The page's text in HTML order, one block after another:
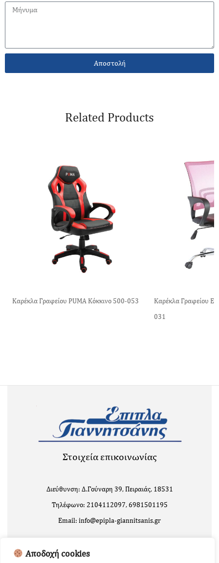
Αποδοχή cookies
Αποστολή
Related Products
Καρέκλα Γραφείου PUMA Κόκκινο 500-053
Καρέκλα Γραφείου
031
Στοιχεία επικοινωνίας
Διεύθυνση: Δ.Γούναρη 39, Πειραιάς, 18531
Τηλέφωνο: 2104112097, 6981501195
Email: info@epipla-giannitsanis.gr